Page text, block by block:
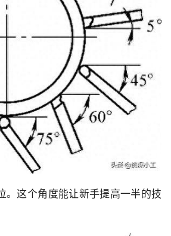
。这个角度能让新手提高一半的技